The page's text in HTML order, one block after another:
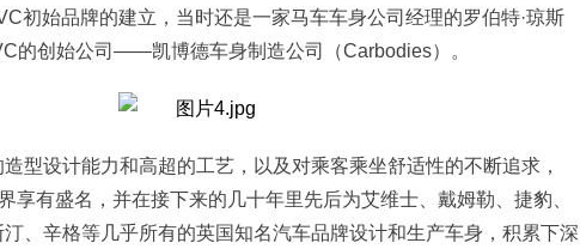
初始品牌的建立 ， 当时还是一家马车车身公司经理的罗伯特·琼斯
的创始公司 ——凯博德车身制造公司（Carbodies） 。
型设计能力和高超的工艺，以及对乘客乘坐舒适性的不断追求，
享有盛名， 并在接下来的几十年里先后为艾维士、戴姆勒、捷豹、
、辛格等几乎所有的英国知名汽车品牌设计和生产车身 ， 积累下深